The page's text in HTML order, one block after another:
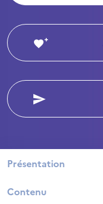
Présentation
Contenu